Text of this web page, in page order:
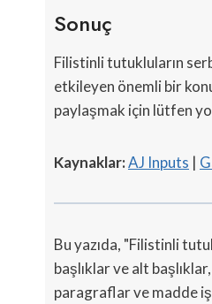
Sonuç
Filistinli tutukluların
etkileyen önemli bir
paylaşmak için lütfen
Kaynaklar:AJ Inputs |
Bu yazıda, "Filistinli
başlıklar ve alt
paragraflar ve madde